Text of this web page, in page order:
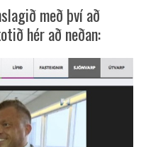
með því að
hér að neðan: